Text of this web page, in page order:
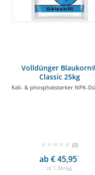
Volldünger
Classic 25kg
Kali- & phosphatstarker NPK-
(0)
ab € 45,951
(€ 1,88/kg)